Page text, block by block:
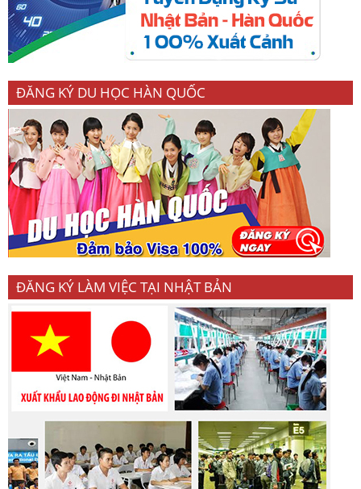
ĐĂNG KÝ DU HỌC HÀN QUỐC
ĐĂNG KÝ LÀM VIỆC TẠI NHẬT BẢN